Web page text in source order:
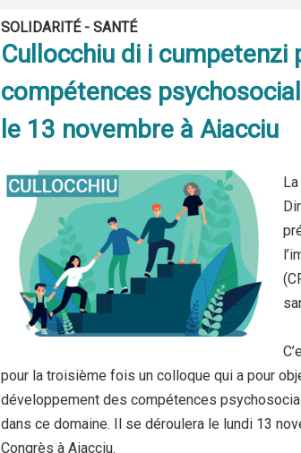
SOLIDARITÉ - SANTÉ
Cullocchiu di i cumpetenzi
compétences
le 13 novembre à Aiacciu
pour la troisième fois un colloque qui a pour
développement des compétences
dans ce domaine. Il se déroulera le lundi 13
Congrès à Aiacciu.